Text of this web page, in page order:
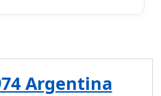
Argentina